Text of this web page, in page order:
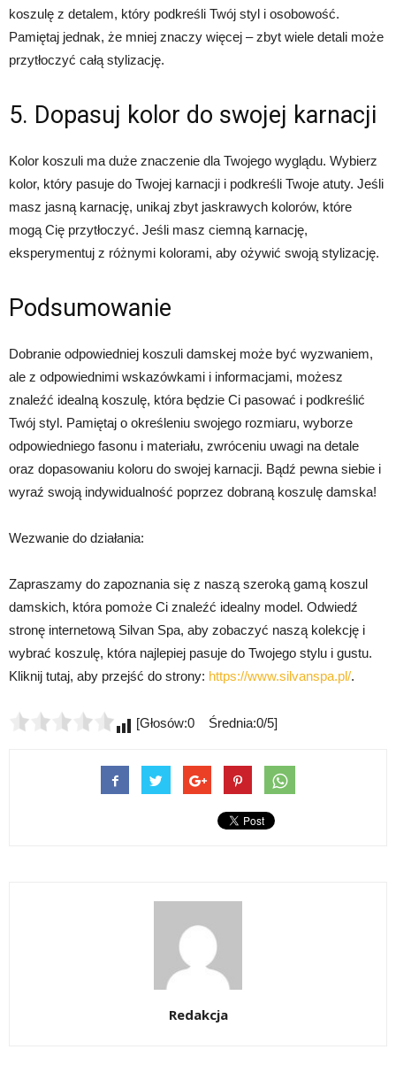
koszulę z detalem, który podkreśli Twój styl i osobowość.
Pamiętaj jednak, że mniej znaczy więcej – zbyt wiele detali może
przytłoczyć całą stylizację.
5. Dopasuj kolor do swojej karnacji
Kolor koszuli ma duże znaczenie dla Twojego wyglądu. Wybierz
kolor, który pasuje do Twojej karnacji i podkreśli Twoje atuty. Jeśli
masz jasną karnację, unikaj zbyt jaskrawych kolorów, które
mogą Cię przytłoczyć. Jeśli masz ciemną karnację,
eksperymentuj z różnymi kolorami, aby ożywić swoją stylizację.
Podsumowanie
Dobranie odpowiedniej koszuli damskej może być wyzwaniem,
ale z odpowiednimi wskazówkami i informacjami, możesz
znaleźć idealną koszulę, która będzie Ci pasować i podkreślić
Twój styl. Pamiętaj o określeniu swojego rozmiaru, wyborze
odpowiedniego fasonu i materiału, zwróceniu uwagi na detale
oraz dopasowaniu koloru do swojej karnacji. Bądź pewna siebie i
wyraź swoją indywidualność poprzez dobraną koszulę damska!
Wezwanie do działania:
Zapraszamy do zapoznania się z naszą szeroką gamą koszul
damskich, która pomoże Ci znaleźć idealny model. Odwiedź
stronę internetową Silvan Spa, aby zobaczyć naszą kolekcję i
wybrać koszulę, która najlepiej pasuje do Twojego stylu i gustu.
Kliknij tutaj, aby przejść do strony: https://www.silvanspa.pl/.
[Głosów:0 Średnia:0/5]
Redakcja